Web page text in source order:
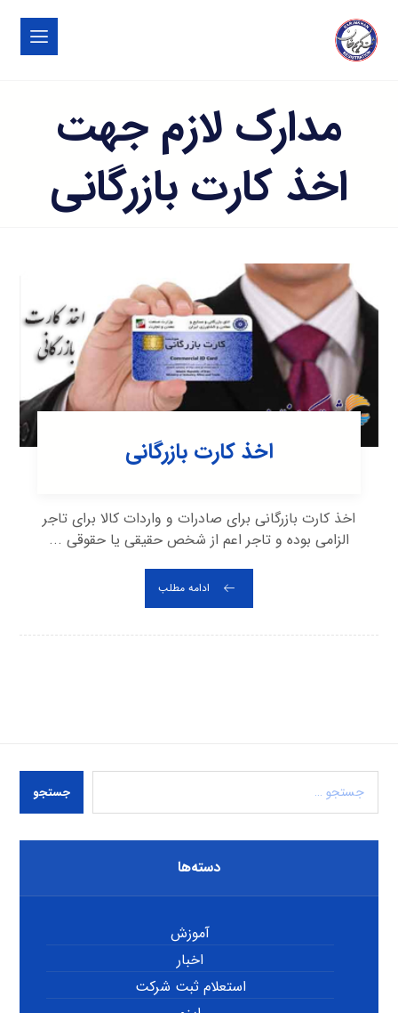
مدارک لازم جهت
اخذ کارت بازرگانی
اخذ کارت بازرگانی
اخذ کارت بازرگانی برای صادرات و واردات کالا برای تاجر
الزامی بوده و تاجر اعم از شخص حقیقی یا حقوقی ...
ادامه مطلب
جستجو
دسته‌ها
آموزش
اخبار
استعلام ثبت شرکت